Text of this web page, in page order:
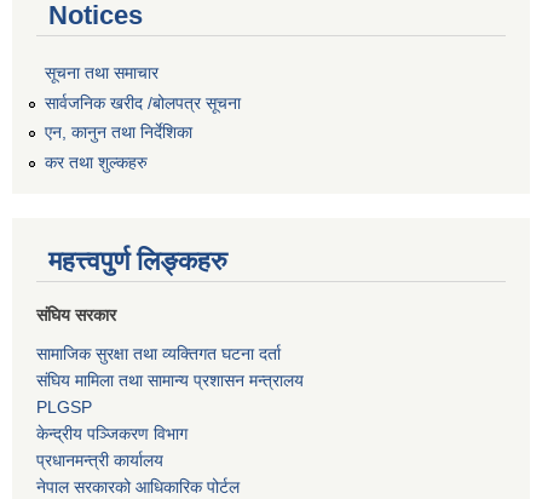
Notices
सूचना तथा समाचार
सार्वजनिक खरीद /बोलपत्र सूचना
एन, कानुन तथा निर्देशिका
कर तथा शुल्कहरु
महत्त्वपुर्ण लिङ्कहरु
संघिय सरकार
सामाजिक सुरक्षा तथा व्यक्तिगत घटना दर्ता
संघिय मामिला तथा सामान्य प्रशासन मन्त्रालय
PLGSP
केन्द्रीय पञ्जिकरण विभाग
प्रधानमन्त्री कार्यालय
नेपाल सरकारको आधिकारिक पोर्टल